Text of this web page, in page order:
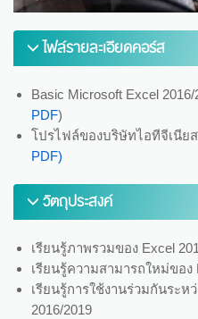
ไฟล์รายละเอียดคอร์ส
Basic Microsoft Excel
PDF)
โปรไฟล์ของบริษัทไอทีจีเนียส
PDF)
วัตถุประสงค์
เรียนรู้ภาพรวมของ Excel
เรียนรู้ความสามารถใหม่ของ
เรียนรู้การใช้งานร่วมกันระห
2016/2019